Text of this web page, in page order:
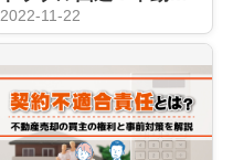
2022-11-22